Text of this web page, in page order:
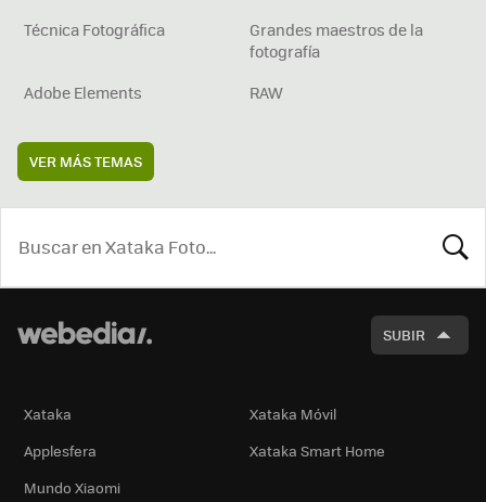
Técnica Fotográfica
Grandes maestros de la
fotografía
Adobe Elements
RAW
VER MÁS TEMAS
SUBIR
Xataka
Xataka Móvil
Applesfera
Xataka Smart Home
Mundo Xiaomi